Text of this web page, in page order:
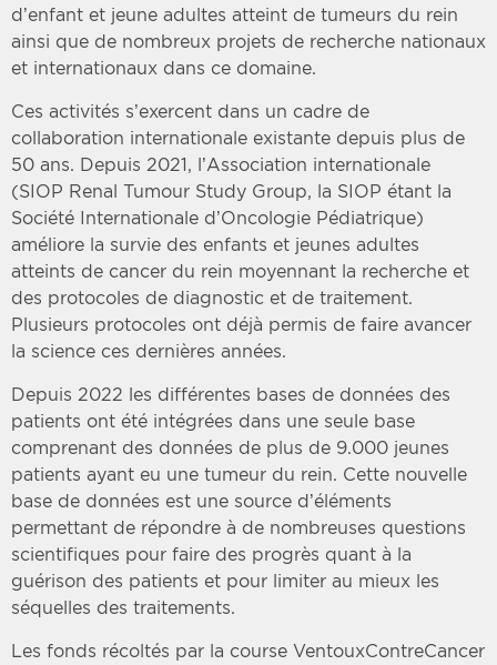
d’enfant et jeune adultes atteint de tumeurs du rein
ainsi que de nombreux projets de recherche nationaux
et internationaux dans ce domaine.
Ces activités s’exercent dans un cadre de
collaboration internationale existante depuis plus de
50 ans. Depuis 2021, l’Association internationale
(SIOP Renal Tumour Study Group, la SIOP étant la
Société Internationale d’Oncologie Pédiatrique)
améliore la survie des enfants et jeunes adultes
atteints de cancer du rein moyennant la recherche et
des protocoles de diagnostic et de traitement.
Plusieurs protocoles ont déjà permis de faire avancer
la science ces dernières années.
Depuis 2022 les différentes bases de données des
patients ont été intégrées dans une seule base
comprenant des données de plus de 9.000 jeunes
patients ayant eu une tumeur du rein. Cette nouvelle
base de données est une source d’éléments
permettant de répondre à de nombreuses questions
scientifiques pour faire des progrès quant à la
guérison des patients et pour limiter au mieux les
séquelles des traitements.
Les fonds récoltés par la course VentouxContreCancer